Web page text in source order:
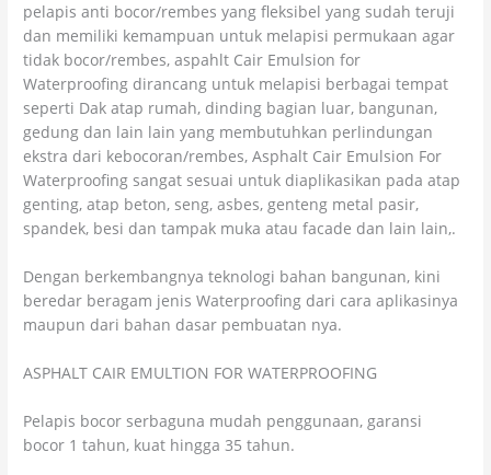
pelapis anti bocor/rembes yang fleksibel yang sudah teruji
dan memiliki kemampuan untuk melapisi permukaan agar
tidak bocor/rembes, aspahlt Cair Emulsion for
Waterproofing dirancang untuk melapisi berbagai tempat
seperti Dak atap rumah, dinding bagian luar, bangunan,
gedung dan lain lain yang membutuhkan perlindungan
ekstra dari kebocoran/rembes, Asphalt Cair Emulsion For
Waterproofing sangat sesuai untuk diaplikasikan pada atap
genting, atap beton, seng, asbes, genteng metal pasir,
spandek, besi dan tampak muka atau facade dan lain lain,.
Dengan berkembangnya teknologi bahan bangunan, kini
beredar beragam jenis Waterproofing dari cara aplikasinya
maupun dari bahan dasar pembuatan nya.
ASPHALT CAIR EMULTION FOR WATERPROOFING
Pelapis bocor serbaguna mudah penggunaan, garansi
bocor 1 tahun, kuat hingga 35 tahun.